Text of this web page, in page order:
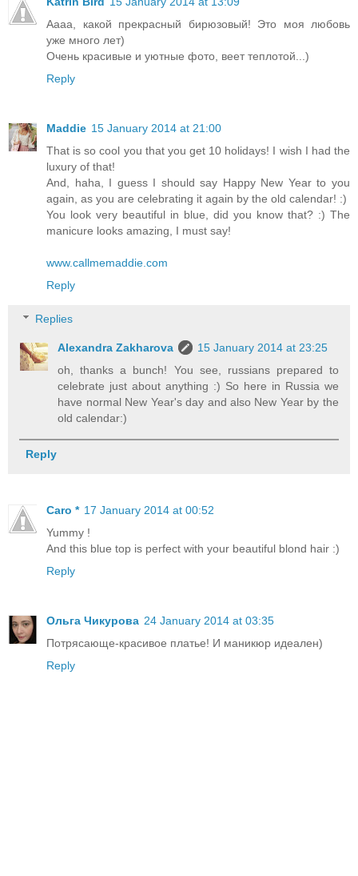
Аааа, какой прекрасный бирюзовый! Это моя любовь
уже много лет)
Очень красивые и уютные фото, веет теплотой...)
Reply
Maddie 15 January 2014 at 21:00
That is so cool you that you get 10 holidays! I wish I had the
luxury of that!
And, haha, I guess I should say Happy New Year to you
again, as you are celebrating it again by the old calendar! :)
You look very beautiful in blue, did you know that? :) The
manicure looks amazing, I must say!
www.callmemaddie.com
Reply
Replies
Alexandra Zakharova
15 January 2014 at 23:25
oh, thanks a bunch! You see, russians prepared to
celebrate just about anything :) So here in Russia we
have normal New Year's day and also New Year by the
old calendar:)
Reply
Caro * 17 January 2014 at 00:52
Yummy !
And this blue top is perfect with your beautiful blond hair :)
Reply
Ольга Чикурова 24 January 2014 at 03:35
Потрясающе-красивое платье! И маникюр идеален)
Reply